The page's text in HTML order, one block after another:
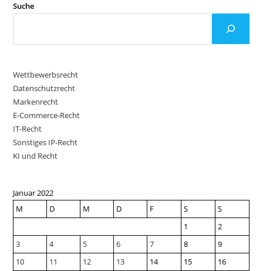
Suche
Wettbewerbsrecht
Datenschutzrecht
Markenrecht
E-Commerce-Recht
IT-Recht
Sonstiges IP-Recht
KI und Recht
Januar 2022
M
D M D F S
S
1
2
3
4 5 6 7 8
9
10
11 12 13 14 15
16